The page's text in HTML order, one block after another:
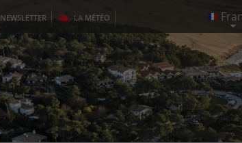
NEWSLETTER LA MÉTÉO